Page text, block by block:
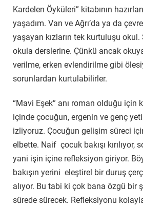
Kardelen Öyküleri” kitabının
yaşadım. Van ve Ağrı’da ya da
yaşayan kızların tek kurtuluşu okul.
okula derslerine. Çünkü ancak
verilme, erken evlendirilme gibi
sorunlardan kurtulabilirler.
“Mavi Eşek” anı roman olduğu için
içinde çocuğun, ergenin ve genç
izliyoruz. Çocuğun gelişim süreci
elbette. Naif çocuk bakışı kırılıyor,
yani işin içine refleksiyon giriyor.
bakışın yerini eleştirel bir duruş
alıyor. Bu tabi ki çok bana özgü bir
sürede sürecek. Refleksiyonu